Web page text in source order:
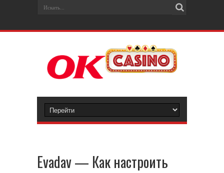
Evadav — Как настроить